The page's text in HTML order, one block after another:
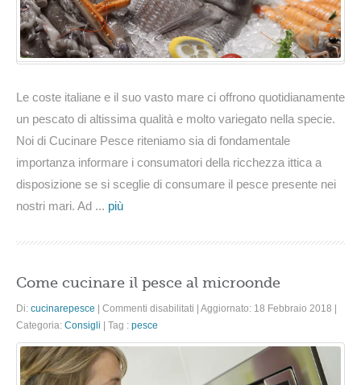
Le coste italiane e il suo vasto mare ci offrono quotidianamente
un pescato di altissima qualità e molto variegato nella specie.
Noi di Cucinare Pesce riteniamo sia di fondamentale
importanza informare i consumatori della ricchezza ittica a
disposizione se si sceglie di consumare il pesce presente nei
nostri mari. Ad ... più
Come cucinare il pesce al microonde
Di: cucinarepesce Commenti disabilitati su
cucinare
pesce
Aggiornato: 18 Febbraio 2018
Categoria: Consigli Tag : pesce